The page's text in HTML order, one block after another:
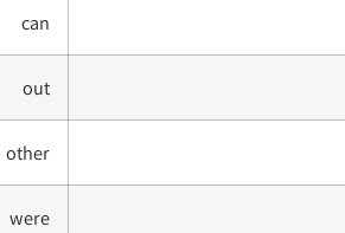
can
out
other
were